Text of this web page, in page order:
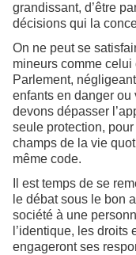
grandissant, d’être
décisions qui la
On ne peut se
mineurs comme celui
Parlement,
enfants en danger ou
devons dépasser
seule protection,
champs de la vie
même code.
Il est temps de se
le débat sous le bon
société à une
l’identique, les droits
engageront ses